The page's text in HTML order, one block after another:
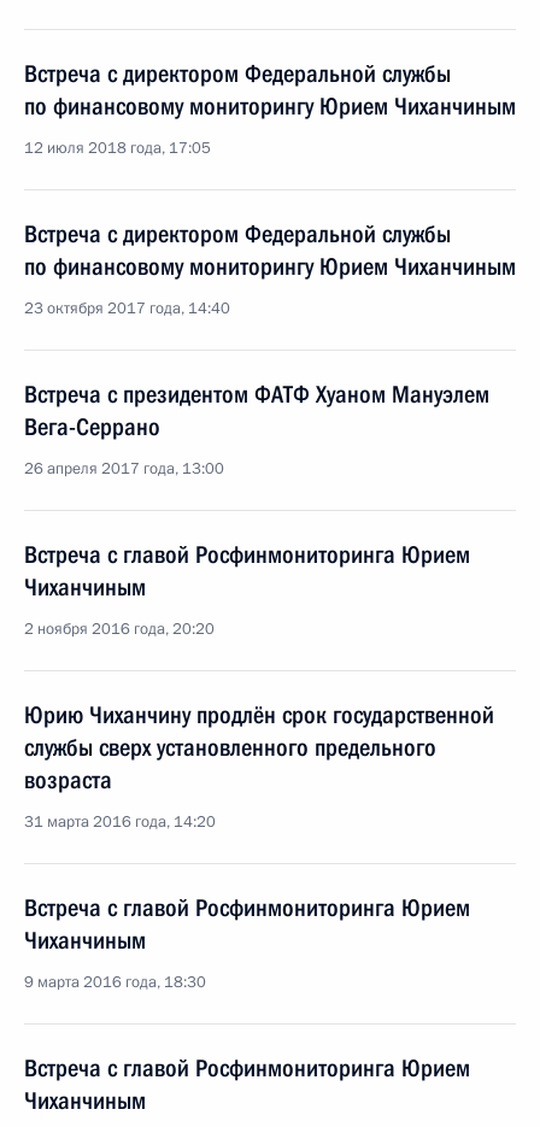
Встреча с директором Федеральной службы
по финансовому мониторингу Юрием Чиханчиным
12 июля 2018 года, 17:05
Встреча с директором Федеральной службы
по финансовому мониторингу Юрием Чиханчиным
23 октября 2017 года, 14:40
Встреча с президентом ФАТФ Хуаном Мануэлем
Вега-Серрано
26 апреля 2017 года, 13:00
Встреча с главой Росфинмониторинга Юрием
Чиханчиным
2 ноября 2016 года, 20:20
Юрию Чиханчину продлён срок государственной
службы сверх установленного предельного
возраста
31 марта 2016 года, 14:20
Встреча с главой Росфинмониторинга Юрием
Чиханчиным
9 марта 2016 года, 18:30
Встреча с главой Росфинмониторинга Юрием
Чиханчиным